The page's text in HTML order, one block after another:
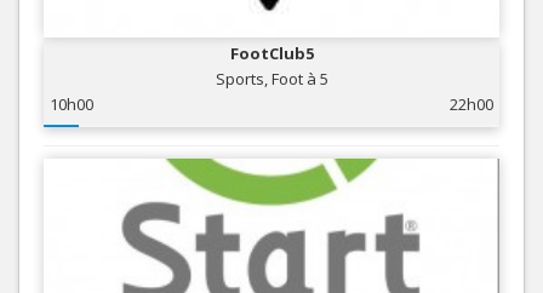
FootClub5
Sports, Foot à 5
10h00
22h00